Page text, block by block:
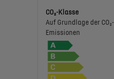
CO₂-Klasse
Auf Grundlage der CO₂-
Emissionen